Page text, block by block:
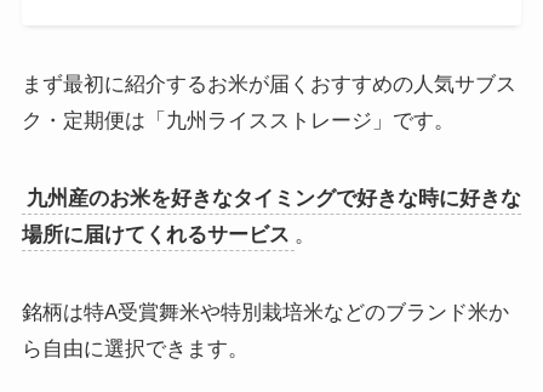
まず最初に紹介するお米が届くおすすめの人気サブス
ク・定期便は「九州ライスストレージ」です。
九州産のお米を好きなタイミングで好きな時に好きな
場所に届けてくれるサービス 。
銘柄は特A受賞舞米や特別栽培米などのブランド米か
ら自由に選択できます。